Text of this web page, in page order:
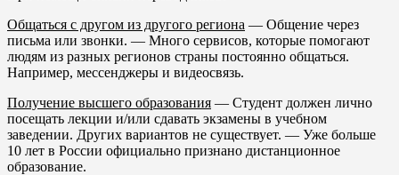
Общаться с другом из другого региона — Общение через
письма или звонки. — Много сервисов, которые помогают
людям из разных регионов страны постоянно общаться.
Например, мессенджеры и видеосвязь.
Получение высшего образования — Студент должен лично
посещать лекции и/или сдавать экзамены в учебном
заведении. Других вариантов не существует. — Уже больше
10 лет в России официально признано дистанционное
образование.